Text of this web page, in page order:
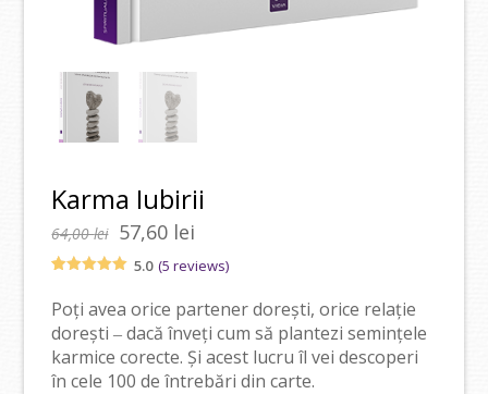
Karma Iubirii
64,00lei
Prețul
inițial
fost:
64,00 lei.
57,60 lei
curent
57,60 lei.
5.00 din 5
pe baza a
evaluări de
la clienți
5.0 (5 reviews)
Poți avea orice partener dorești, orice relație
dorești ‒ dacă înveți cum să plantezi semințele
karmice corecte. Și acest lucru îl vei descoperi
în cele 100 de întrebări din carte.